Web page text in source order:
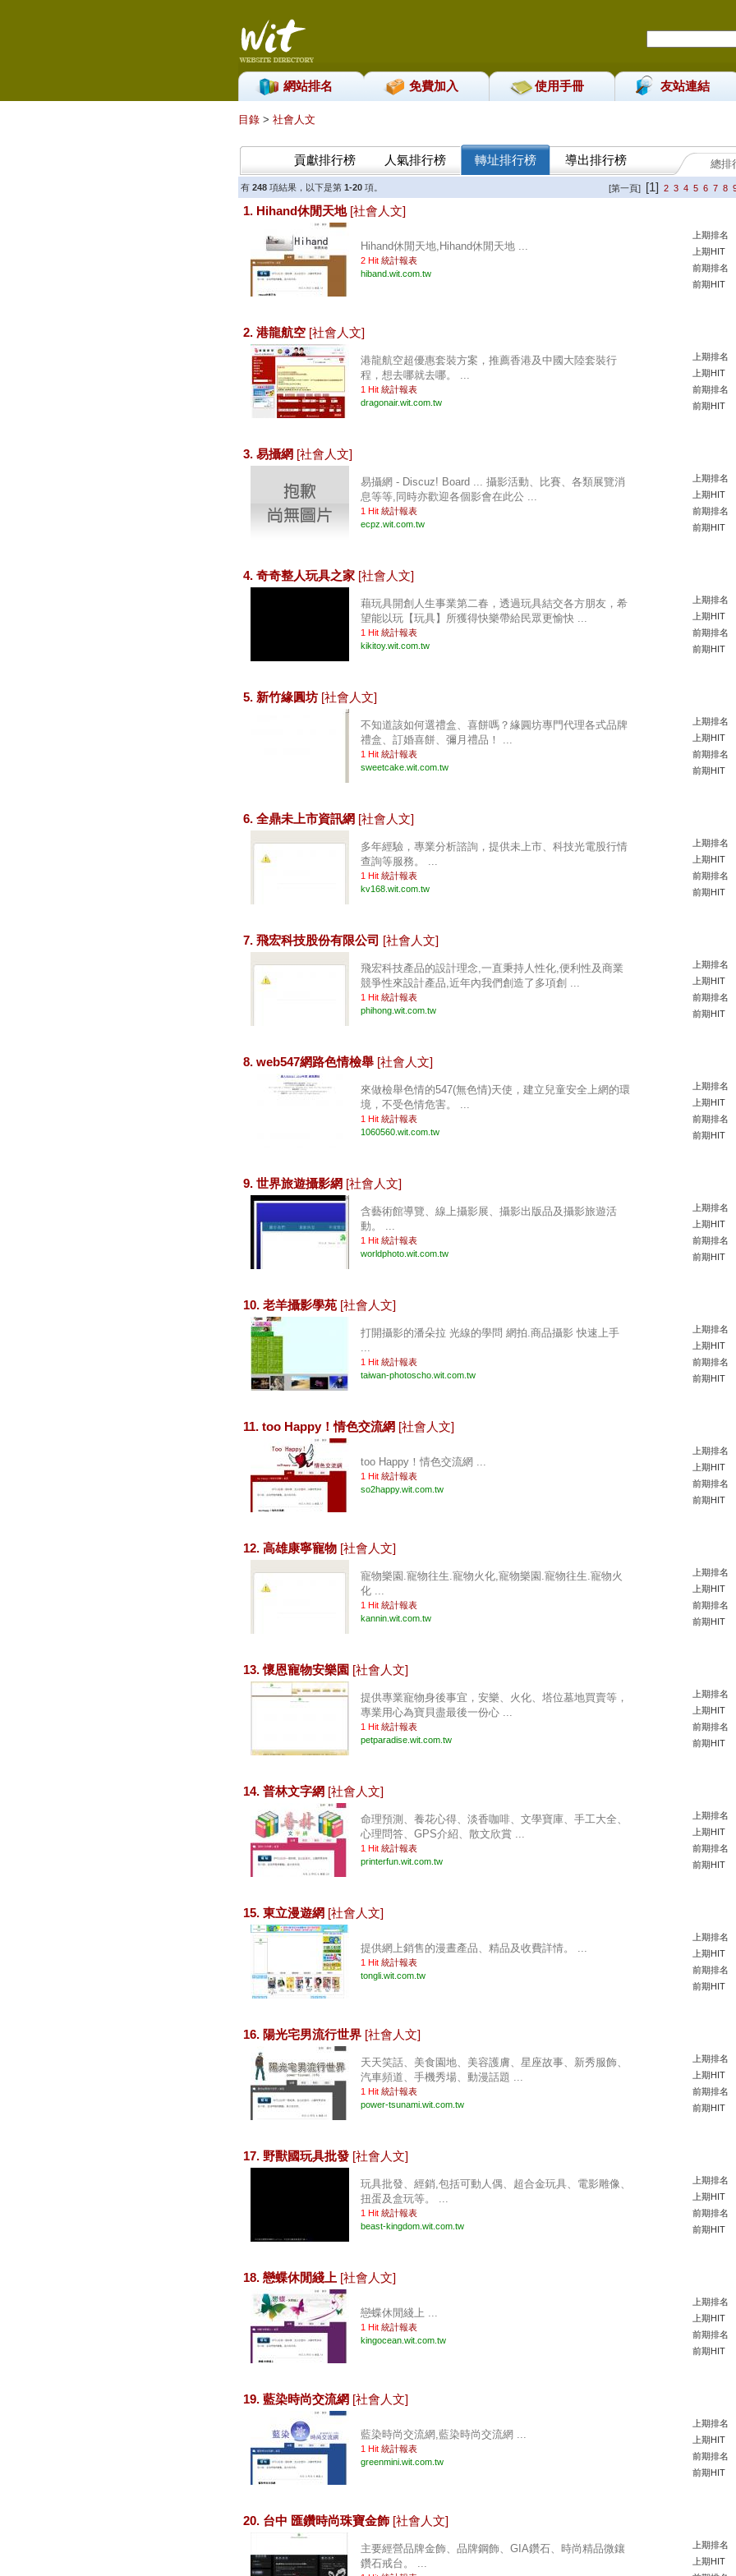
網站排名 免費加入 使用手冊 友站連結
目錄 > 社會人文
貢獻排行榜 人氣排行榜 轉址排行榜 導出排行榜 總排
有 248 項結果，以下是第 1-20項。 [第一頁] [1] 2 3 4 5 6 7 8
1. Hihand休閒天地 [社會人文]
Hihand休閒天地,Hihand休閒天地 ...
2 Hit 統計報表
hiband.wit.com.tw
上期排名
上期HIT
前期排名
前期HIT
2. 港龍航空 [社會人文]
港龍航空超優惠套裝方案，推薦香港及中國大陸套裝行
程，想去哪就去哪。 ...
1 Hit 統計報表
dragonair.wit.com.tw
上期排名
上期HIT
前期排名
前期HIT
3. 易攝網 [社會人文]
易攝網 - Discuz! Board ... 攝影活動、比賽、各類展覽消
息等等,同時亦歡迎各個影會在此公 ...
1 Hit 統計報表
ecpz.wit.com.tw
上期排名
上期HIT
前期排名
前期HIT
4. 奇奇整人玩具之家 [社會人文]
藉玩具開創人生事業第二春，透過玩具結交各方朋友，希
望能以玩【玩具】所獲得快樂帶給民眾更愉快 ...
1 Hit 統計報表
kikitoy.wit.com.tw
上期排名
上期HIT
前期排名
前期HIT
5. 新竹緣圓坊 [社會人文]
不知道該如何選禮盒、喜餅嗎？緣圓坊專門代理各式品牌
禮盒、訂婚喜餅、彌月禮品！ ...
1 Hit 統計報表
sweetcake.wit.com.tw
上期排名
上期HIT
前期排名
前期HIT
6. 全鼎未上市資訊網 [社會人文]
多年經驗，專業分析諮詢，提供未上市、科技光電股行情
查詢等服務。 ...
1 Hit 統計報表
kv168.wit.com.tw
上期排名
上期HIT
前期排名
前期HIT
7. 飛宏科技股份有限公司 [社會人文]
飛宏科技產品的設計理念,一直秉持人性化,便利性及商業
競爭性來設計產品,近年內我們創造了多項創 ...
1 Hit 統計報表
phihong.wit.com.tw
上期排名
上期HIT
前期排名
前期HIT
8. web547網路色情檢舉 [社會人文]
來做檢舉色情的547(無色情)天使，建立兒童安全上網的環
境，不受色情危害。 ...
1 Hit 統計報表
1060560.wit.com.tw
上期排名
上期HIT
前期排名
前期HIT
9. 世界旅遊攝影網 [社會人文]
含藝術館導覽、線上攝影展、攝影出版品及攝影旅遊活
動。 ...
1 Hit 統計報表
worldphoto.wit.com.tw
上期排名
上期HIT
前期排名
前期HIT
10. 老羊攝影學苑 [社會人文]
打開攝影的潘朵拉 光線的學問 網拍.商品攝影 快速上手
...
1 Hit 統計報表
taiwan-photoscho.wit.com.tw
上期排名
上期HIT
前期排名
前期HIT
11. too Happy！情色交流網 [社會人文]
too Happy！情色交流網 ...
1 Hit 統計報表
so2happy.wit.com.tw
上期排名
上期HIT
前期排名
前期HIT
12. 高雄康寧寵物 [社會人文]
寵物樂園.寵物往生.寵物火化,寵物樂園.寵物往生.寵物火
化 ...
1 Hit 統計報表
kannin.wit.com.tw
上期排名
上期HIT
前期排名
前期HIT
13. 懷恩寵物安樂園 [社會人文]
提供專業寵物身後事宜，安樂、火化、塔位墓地買賣等，
專業用心為寶貝盡最後一份心 ...
1 Hit 統計報表
petparadise.wit.com.tw
上期排名
上期HIT
前期排名
前期HIT
14. 普林文字網 [社會人文]
命理預測、養花心得、淡香咖啡、文學寶庫、手工大全、
心理問答、GPS介紹、散文欣賞 ...
1 Hit 統計報表
printerfun.wit.com.tw
上期排名
上期HIT
前期排名
前期HIT
15. 東立漫遊網 [社會人文]
提供網上銷售的漫晝產品、精品及收費詳情。 ...
1 Hit 統計報表
tongli.wit.com.tw
上期排名
上期HIT
前期排名
前期HIT
16. 陽光宅男流行世界 [社會人文]
天天笑話、美食園地、美容護膚、星座故事、新秀服飾、
汽車頻道、手機秀場、動漫話題 ...
1 Hit 統計報表
power-tsunami.wit.com.tw
上期排名
上期HIT
前期排名
前期HIT
17. 野獸國玩具批發 [社會人文]
玩具批發、經銷,包括可動人偶、超合金玩具、電影雕像、
扭蛋及盒玩等。 ...
1 Hit 統計報表
beast-kingdom.wit.com.tw
上期排名
上期HIT
前期排名
前期HIT
18. 戀蝶休閒綫上 [社會人文]
戀蝶休閒綫上 ...
1 Hit 統計報表
kingocean.wit.com.tw
上期排名
上期HIT
前期排名
前期HIT
19. 藍染時尚交流網 [社會人文]
藍染時尚交流網,藍染時尚交流網 ...
1 Hit 統計報表
greenmini.wit.com.tw
上期排名
上期HIT
前期排名
前期HIT
20. 台中 匯鑽時尚珠寶金飾 [社會人文]
主要經營品牌金飾、品牌鋼飾、GIA鑽石、時尚精品微鑲
鑽石戒台。 ...
上期排名
上期HIT